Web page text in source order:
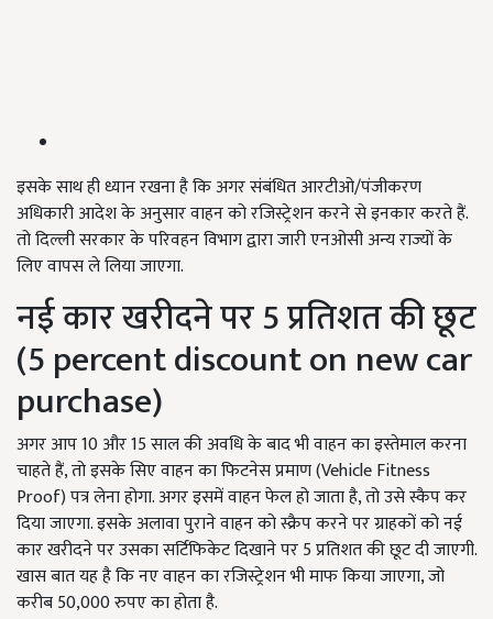
इसके साथ ही ध्यान रखना है कि अगर संबंधित आरटीओ/पंजीकरण
अधिकारी आदेश के अनुसार वाहन को रजिस्ट्रेशन करने से इनकार करते हैं.
तो दिल्ली सरकार के परिवहन विभाग द्वारा जारी एनओसी अन्य राज्यों के
लिए वापस ले लिया जाएगा.
नई कार खरीदने पर 5 प्रतिशत की छूट
(5 percent discount on new car
purchase)
अगर आप 10 और 15 साल की अवधि के बाद भी वाहन का इस्तेमाल करना
चाहते हैं, तो इसके सिए वाहन का फिटनेस प्रमाण (Vehicle Fitness
Proof) पत्र लेना होगा. अगर इसमें वाहन फेल हो जाता है, तो उसे स्कैप कर
दिया जाएगा. इसके अलावा पुराने वाहन को स्क्रैप करने पर ग्राहकों को नई
कार खरीदने पर उसका सर्टिफिकेट दिखाने पर 5 प्रतिशत की छूट दी जाएगी.
खास बात यह है कि नए वाहन का रजिस्ट्रेशन भी माफ किया जाएगा, जो
करीब 50,000 रुपए का होता है.